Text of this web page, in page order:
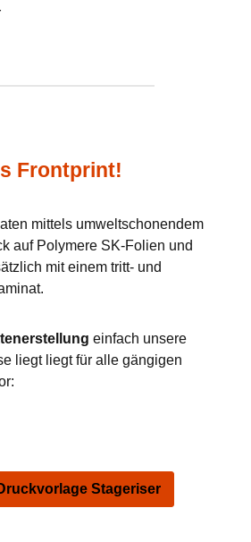
Frontprint!
mittels umweltschonendem
auf Polymere SK-Folien und
mit einem tritt- und
einfach unsere
liegt liegt für alle gängigen
Stageriser